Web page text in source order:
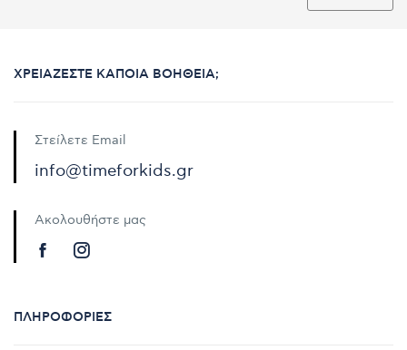
ΧΡΕΙΆΖΕΣΤΕ ΚΆΠΟΙΑ ΒΟΉΘΕΙΑ;
Στείλετε Email
info@timeforkids.gr
Ακολουθήστε μας
ΠΛΗΡΟΦΟΡΊΕΣ